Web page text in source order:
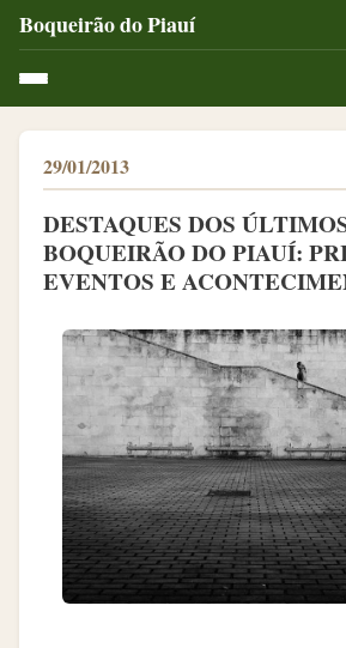
Boqueirão do Piauí
29/01/2013
DESTAQUES DOS
BOQUEIRÃO DO PIAUÍ:
EVENTOS E